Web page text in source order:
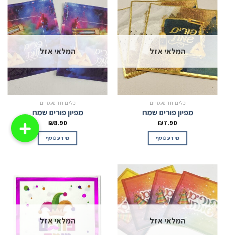
המלאי אזל
כלים חד פעמיים
מפיון פורים שמח
₪7.90
מידע נוסף
המלאי אזל
כלים חד פעמיים
מפיון פורים שמח
₪8.90
מידע נוסף
המלאי אזל המלאי אזל